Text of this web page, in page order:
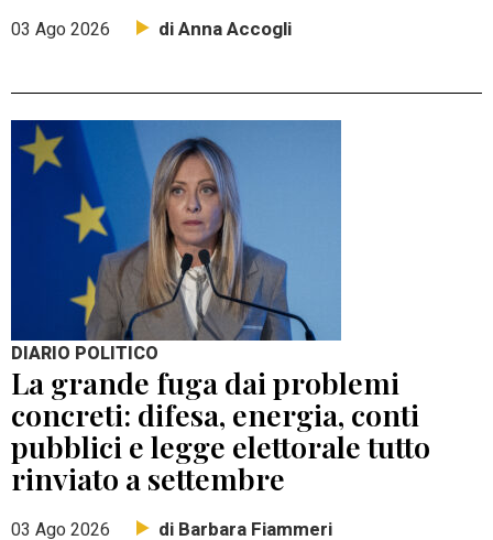
03 Ago 2026 di Anna Accogli
DIARIO POLITICO
La grande fuga dai problemi
concreti: difesa, energia, conti
pubblici e legge elettorale tutto
rinviato a settembre
03 Ago 2026 di Barbara Fiammeri